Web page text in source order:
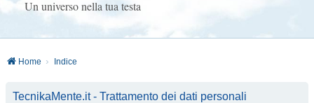
Un universo nella tua testa
Home Indice
TecnikaMente.it - Trattamento dei dati personali